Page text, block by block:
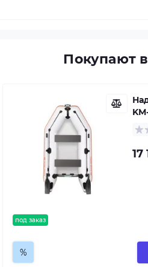
Покупают
под заказ
17
%